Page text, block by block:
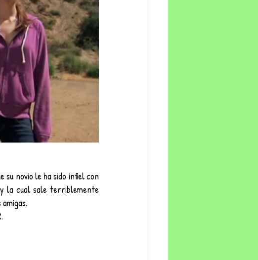
su novio le ha sido infiel con
la cual sale terriblemente